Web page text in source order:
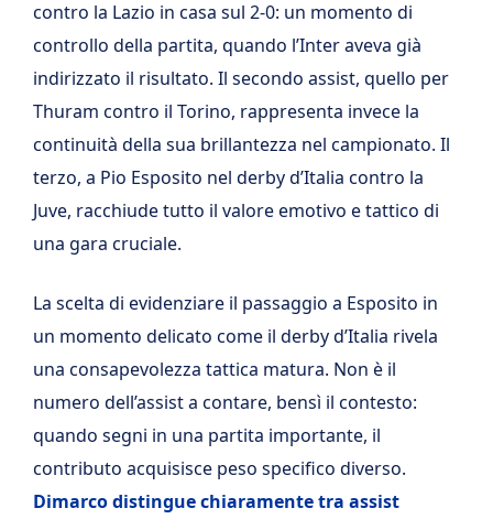
contro la Lazio in casa sul 2-0: un momento di
controllo della partita, quando l’Inter aveva già
indirizzato il risultato. Il secondo assist, quello per
Thuram contro il Torino, rappresenta invece la
continuità della sua brillantezza nel campionato. Il
terzo, a Pio Esposito nel derby d’Italia contro la
Juve, racchiude tutto il valore emotivo e tattico di
una gara cruciale.
La scelta di evidenziare il passaggio a Esposito in
un momento delicato come il derby d’Italia rivela
una consapevolezza tattica matura. Non è il
numero dell’assist a contare, bensì il contesto:
quando segni in una partita importante, il
contributo acquisisce peso specifico diverso.
Dimarco distingue chiaramente tra assist